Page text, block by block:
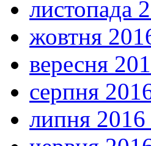
листопада
жовтня
вересня
серпня
липня